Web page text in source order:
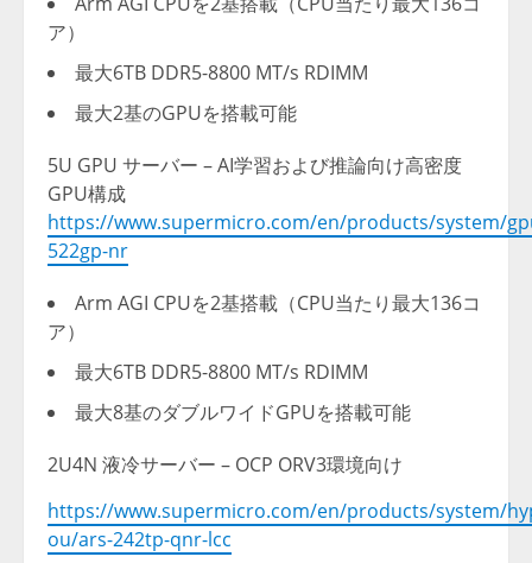
ア）
最大6TB DDR5-8800 MT/s RDIMM
最大2基のGPUを搭載可能
5U GPU サーバー – AI学習および推論向け高密度
GPU構成
https://www.supermicro.com/en/products/system/
522gp-nr
Arm AGI CPUを2基搭載（CPU当たり最大136コ
ア）
最大6TB DDR5-8800 MT/s RDIMM
最大8基のダブルワイドGPUを搭載可能
2U4N 液冷サーバー – OCP ORV3環境向け
https://www.supermicro.com/en/products/system/
ou/ars-242tp-qnr-lcc